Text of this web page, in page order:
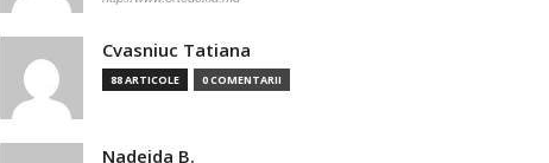
Cvasniuc Tatiana
88 ARTICOLE 0 COMENTARII
Nadejda B.